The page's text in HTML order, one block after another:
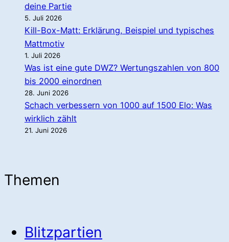
deine Partie
5. Juli 2026
Kill-Box-Matt: Erklärung, Beispiel und typisches
Mattmotiv
1. Juli 2026
Was ist eine gute DWZ? Wertungszahlen von 800
bis 2000 einordnen
28. Juni 2026
Schach verbessern von 1000 auf 1500 Elo: Was
wirklich zählt
21. Juni 2026
Themen
Blitzpartien